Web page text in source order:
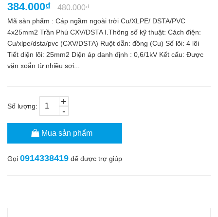
384.000₫ 480.000₫
Mã sàn phẩm : Cáp ngầm ngoài trời Cu/XLPE/ DSTA/PVC
4x25mm2 Trần Phú CXV/DSTA I.Thông số kỹ thuật: Cách điện:
Cu/xlpe/dsta/pvc (CXV/DSTA) Ruột dẫn: đồng (Cu) Số lõi: 4 lõi
Tiết diện lõi: 25mm2 Diện áp danh định : 0,6/1kV Kết cấu: Được
vặn xoắn từ nhiều sợi...
Số lượng: -
+
Mua sản phẩm
Gọi 0914338419 để được trợ giúp